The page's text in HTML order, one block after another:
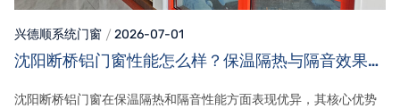
兴德顺系统门窗 2026-07-01
沈阳断桥铝门窗性能怎么样？保温隔热与隔音效果详
沈阳断桥铝门窗在保温隔热和隔音性能方面表现优异，其核心优势